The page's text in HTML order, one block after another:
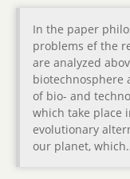
In the paper
problems ef the
are analyzed
biotechnosphere
of bio- and
which take place
evolutionary
our planet,